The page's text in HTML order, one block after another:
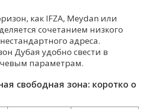
как IFZA, Meydan или
сочетанием низкого
адреса.
Дубая удобно свести в
параметрам.
свободная зона: коротко о